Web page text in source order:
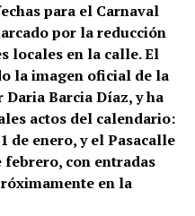
para el Carnaval
por la reducción
locales en la calle. El
la imagen oficial de la
Barcia Díaz, y ha
actos del calendario:
de enero, y el Pasacalle
febrero, con entradas
en la